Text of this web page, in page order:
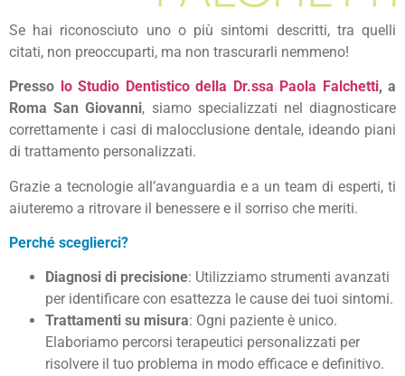
Se hai riconosciuto uno o più sintomi descritti, tra quelli
citati, non preoccuparti, ma non trascurarli nemmeno!
Presso lo Studio Dentistico della Dr.ssa Paola Falchetti, a
Roma San Giovanni, siamo specializzati nel diagnosticare
correttamente i casi di malocclusione dentale, ideando piani
di trattamento personalizzati.
Grazie a tecnologie all’avanguardia e a un team di esperti, ti
aiuteremo a ritrovare il benessere e il sorriso che meriti.
Perché sceglierci?
Diagnosi di precisione: Utilizziamo strumenti avanzati
per identificare con esattezza le cause dei tuoi sintomi.
Trattamenti su misura: Ogni paziente è unico.
Elaboriamo percorsi terapeutici personalizzati per
risolvere il tuo problema in modo efficace e definitivo.